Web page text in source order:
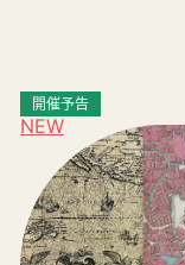
NEW
開催予告